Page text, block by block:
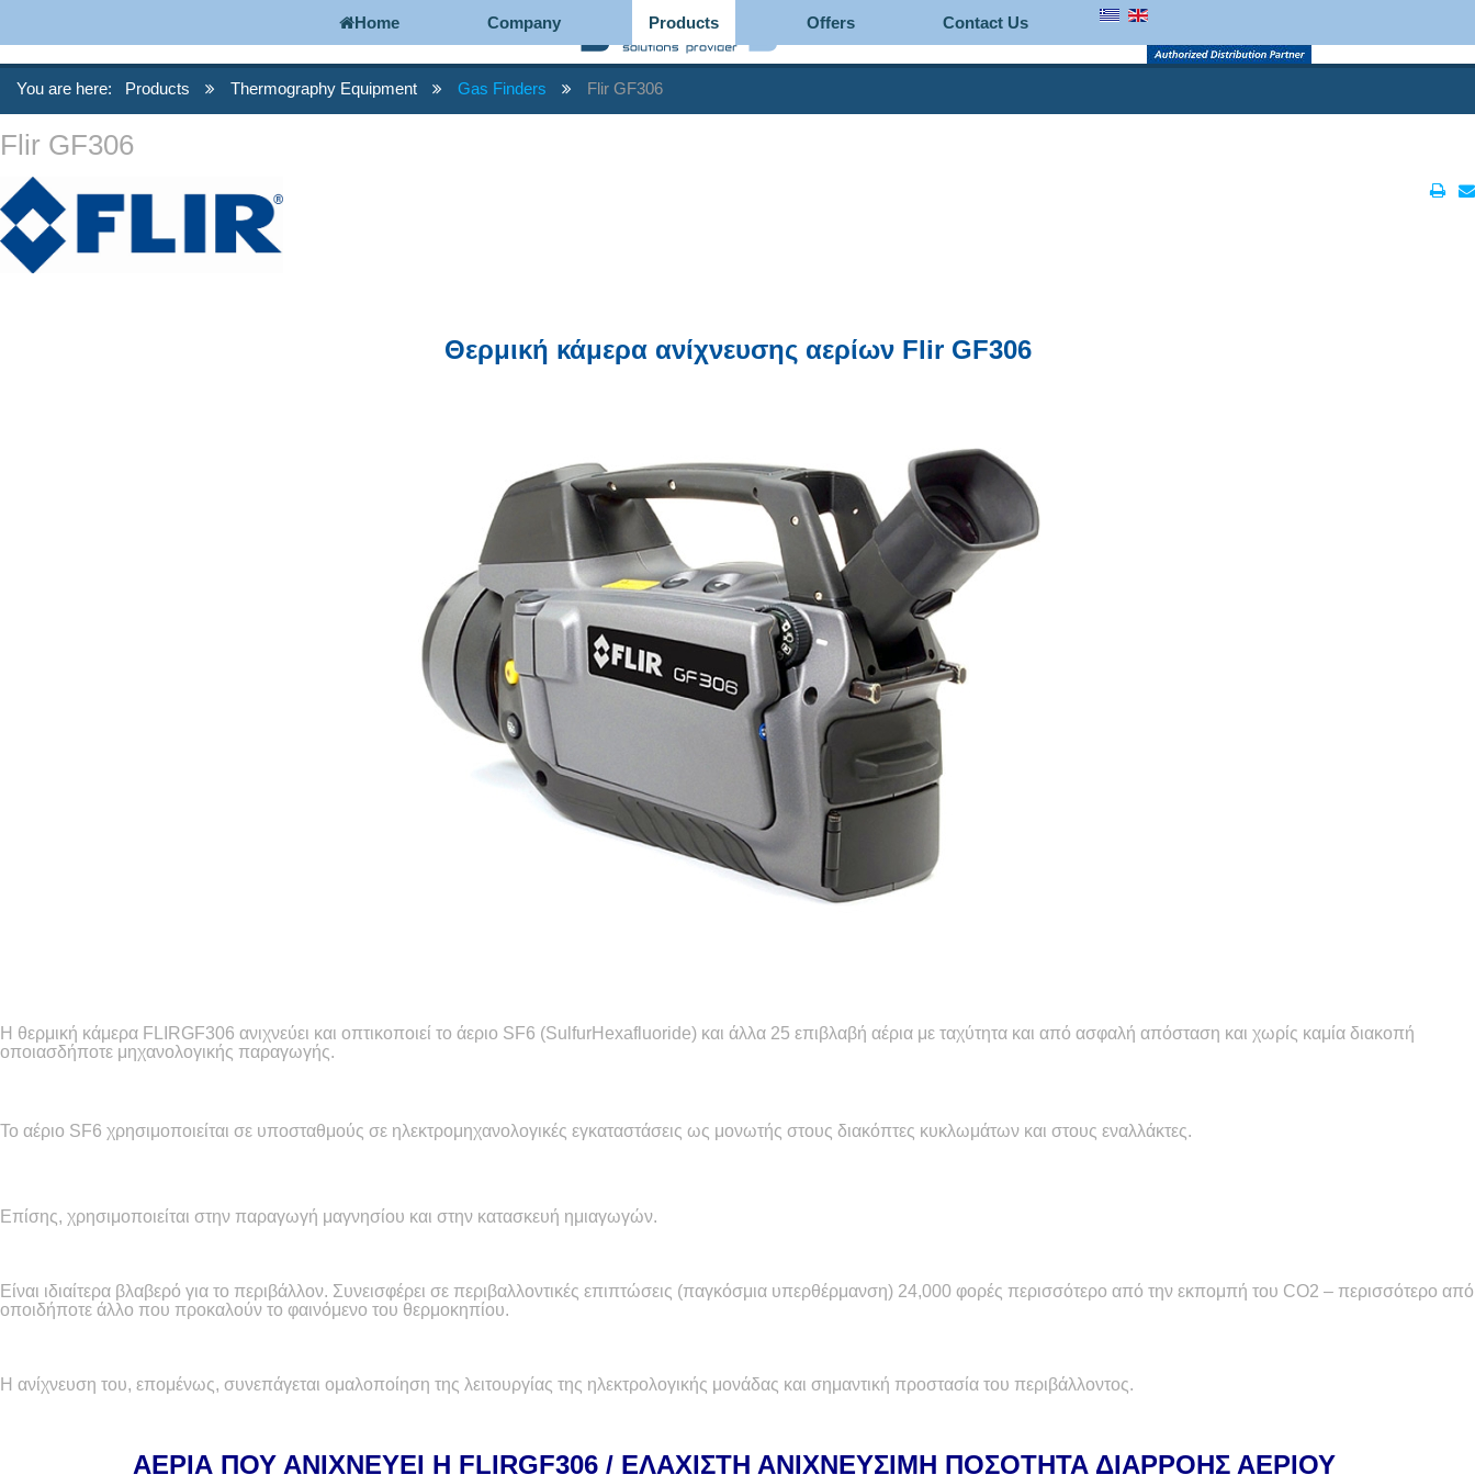
Home Company Products Offers Contact Us
You are here: Products Thermography Equipment Gas Finders Flir GF306
Flir GF306
Θερμική κάμερα ανίχνευσης αερίων Flir GF306
H θερμική κάμερα FLIRGF306 ανιχνεύει και οπτικοποιεί το άεριο SF6 (SulfurHexafluoride) και άλλα 25 επιβλαβή αέρια με ταχύτητα και από ασφαλή απόσταση και χωρίς καμία διακοπή
οποιασδήποτε μηχανολογικής παραγωγής.
Το αέριο SF6 χρησιμοποιείται σε υποσταθμούς σε ηλεκτρομηχανολογικές εγκαταστάσεις ως μονωτής στους διακόπτες κυκλωμάτων και στους εναλλάκτες.
Επίσης, χρησιμοποιείται στην παραγωγή μαγνησίου και στην κατασκευή ημιαγωγών.
Είναι ιδιαίτερα βλαβερό για το περιβάλλον. Συνεισφέρει σε περιβαλλοντικές επιπτώσεις (παγκόσμια υπερθέρμανση) 24,000 φορές περισσότερο από την εκπομπή του CO2 – περισσότερο από
οποιδήποτε άλλο που προκαλούν το φαινόμενο του θερμοκηπίου.
Η ανίχνευση του, επομένως, συνεπάγεται ομαλοποίηση της λειτουργίας της ηλεκτρολογικής μονάδας και σημαντική προστασία του περιβάλλοντος.
ΑΕΡΙΑ ΠΟΥ ΑΝΙΧΝΕΥΕΙ Η FLIRGF306 / ΕΛΑΧΙΣΤΗ ΑΝΙΧΝΕΥΣΙΜΗ ΠΟΣΟΤΗΤΑ ΔΙΑΡΡΟΗΣ ΑΕΡΙΟΥ